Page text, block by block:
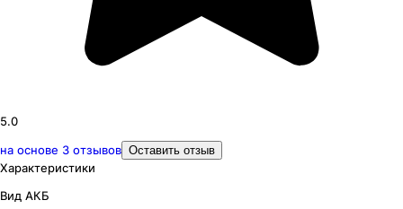
5.0
на основе 3 отзывов Оставить отзыв
Характеристики
Вид АКБ